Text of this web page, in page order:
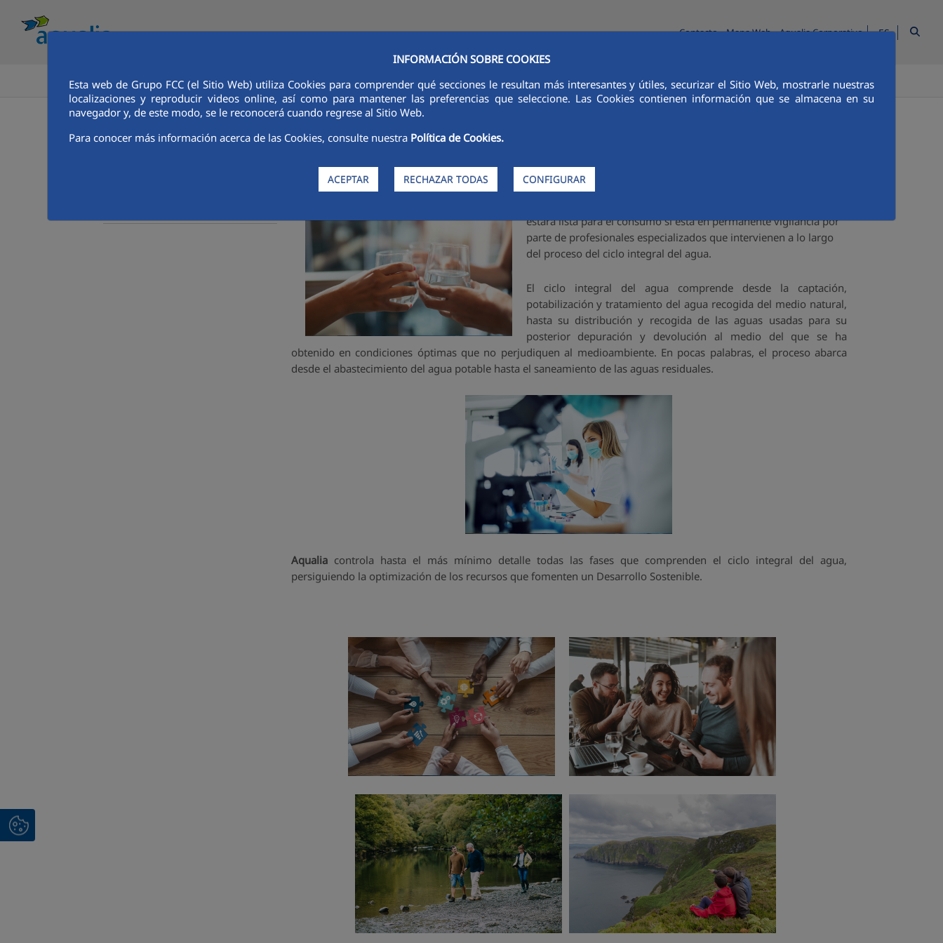
INFORMACIÓN SOBRE COOKIES
Esta web de Grupo FCC (el Sitio Web) utiliza Cookies para comprender qué secciones le resultan más interesantes y útiles, securizar el Sitio Web, mostrarle nuestras
localizaciones y reproducir videos online, así como para mantener las preferencias que seleccione. Las Cookies contienen información que se almacena en su
navegador y, de este modo, se le reconocerá cuando regrese al Sitio Web.
Para conocer más información acerca de las Cookies, consulte nuestra Política de Cookies.
ACEPTAR RECHAZAR TODAS CONFIGURAR
Contacto Mapa Web Aqualia Corporativo ES
INICIO CONOCE AQUALIA ACTUALIDAD AQUALIA EDUCA CONTÁCTENOS
Soluciones Aqualia
Gestionamos con eficiencia el Ciclo Integral de Agua
estará lista para el consumo si está en permanente vigilancia por
parte de profesionales especializados que intervienen a lo largo
del proceso del ciclo integral del agua.
El ciclo integral del agua comprende desde la captación,
potabilización y tratamiento del agua recogida del medio natural,
hasta su distribución y recogida de las aguas usadas para su
posterior depuración y devolución al medio del que se ha
obtenido en condiciones óptimas que no perjudiquen al medioambiente. En pocas palabras, el proceso abarca
desde el abastecimiento del agua potable hasta el saneamiento de las aguas residuales.
Aqualiacontrola hasta el más mínimo detalle todas las fases que comprenden el ciclo integral del agua,
persiguiendo la optimización de los recursos que fomenten un Desarrollo Sostenible.